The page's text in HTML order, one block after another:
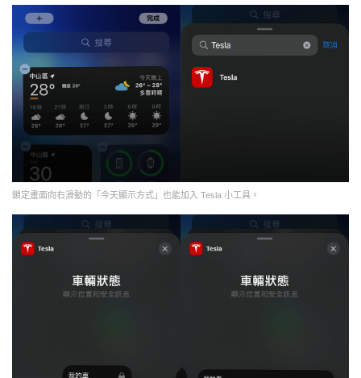
鎖定畫面向右滑動的「今天顯示方式」也能加入 Tesla 小工具。